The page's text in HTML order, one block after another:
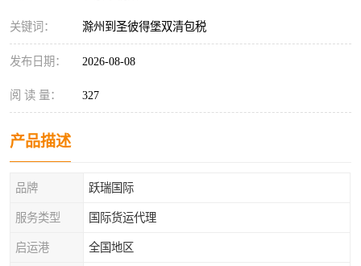
关键词： 滁州到圣彼得堡双清包税
发布日期： 2026-08-08
阅 读 量： 327
产品描述
品牌 跃瑞国际
服务类型 国际货运代理
启运港 全国地区